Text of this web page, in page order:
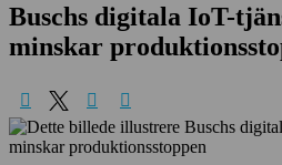
Buschs digitala IoT-
minskar